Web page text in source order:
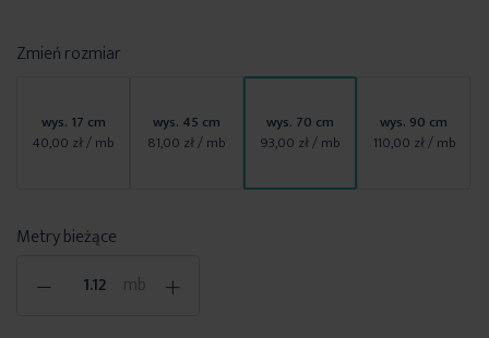
Zmień rozmiar
wys. 17 cm
40,00 zł/ mb
wys. 45 cm
81,00 zł/ mb
wys. 70 cm
93,00 zł/ mb
wys. 90 cm
110,00 zł/ mb
Metry bieżące
- mb +